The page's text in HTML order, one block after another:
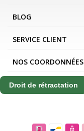
BLOG
SERVICE CLIENT
NOS COORDONNÉES
Droit de rétractation